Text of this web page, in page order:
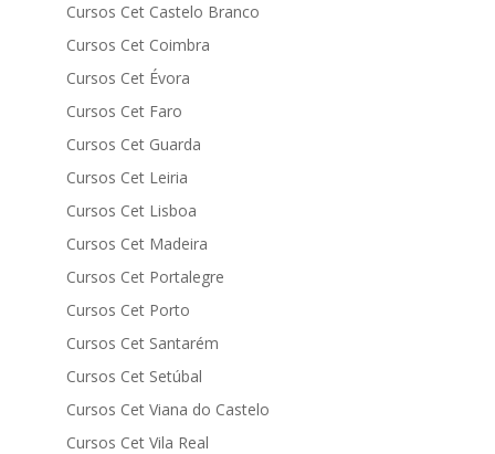
Cursos Cet Castelo Branco
Cursos Cet Coimbra
Cursos Cet Évora
Cursos Cet Faro
Cursos Cet Guarda
Cursos Cet Leiria
Cursos Cet Lisboa
Cursos Cet Madeira
Cursos Cet Portalegre
Cursos Cet Porto
Cursos Cet Santarém
Cursos Cet Setúbal
Cursos Cet Viana do Castelo
Cursos Cet Vila Real